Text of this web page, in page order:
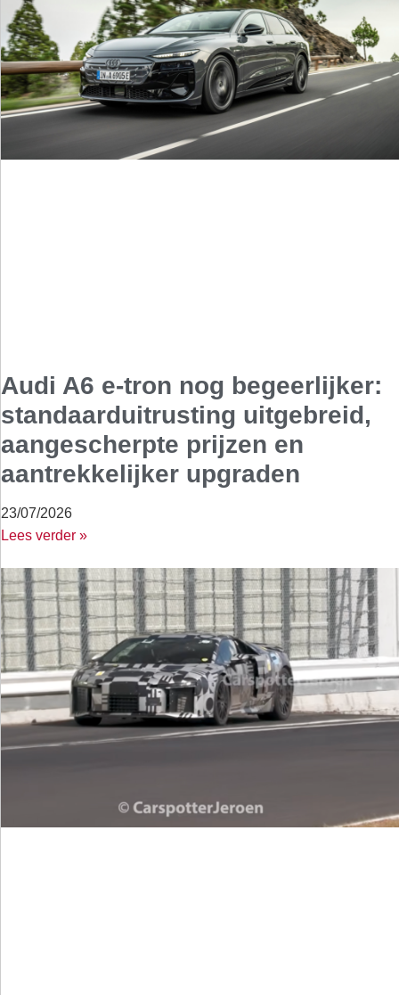
Audi A6 e-tron nog begeerlijker:
standaarduitrusting uitgebreid,
aangescherpte prijzen en
aantrekkelijker upgraden
23/07/2026
Lees verder »